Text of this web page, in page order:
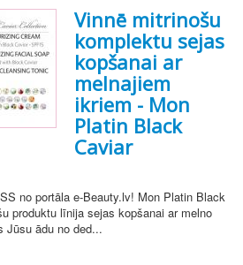
Vinnē mitrinošu
komplektu sejas
kopšanai ar
melnajiem
ikriem - Mon
Platin Black
Caviar
no portāla e-Beauty.lv! Mon Platin Black
produktu līnija sejas kopšanai ar melno
Jūsu ādu no ded...